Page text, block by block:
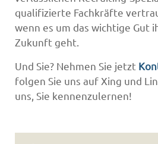
qualifizierte Fachkräfte
wenn es um das wichtige Gut
Zukunft geht.
Und Sie? Nehmen Sie jetzt
folgen Sie uns auf Xing und
uns, Sie kennenzulernen!